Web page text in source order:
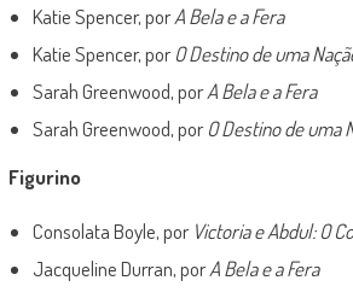
Katie Spencer, porA Bela e a Fera
Katie Spencer, porO Destino de uma
Sarah Greenwood, porA Bela e a Fera
Sarah Greenwood, porO Destino de uma
Figurino
Consolata Boyle, por Victoria e Abdul: O
Jacqueline Durran, porA Bela e a Fera